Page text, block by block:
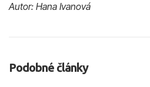
Autor: Hana Ivanová
Podobné články